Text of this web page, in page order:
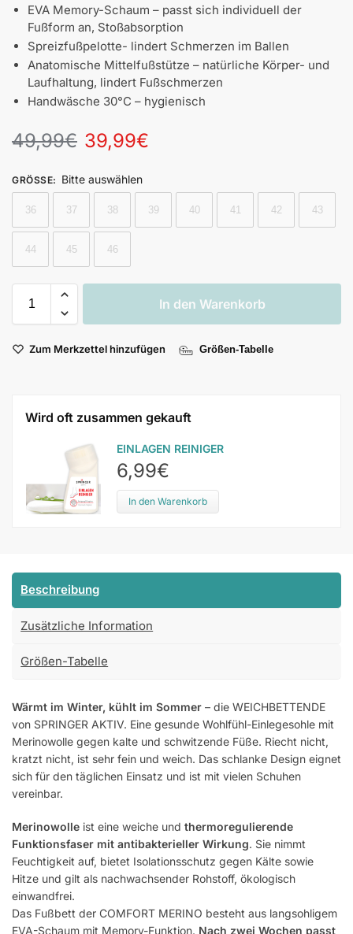
EVA Memory-Schaum – passt sich individuell der
Fußform an, Stoßabsorption
Spreizfußpelotte- lindert Schmerzen im Ballen
Anatomische Mittelfußstütze – natürliche Körper- und
Laufhaltung, lindert Fußschmerzen
Handwäsche 30°C – hygienisch
49,99€ 39,99€
GRÖSSE : Bitte auswählen
36 37 38 39 40 41 42 43
44 45 46
In den Warenkorb
Zum Merkzettel hinzufügen Größen-Tabelle
Wird oft zusammen gekauft
EINLAGEN REINIGER
6,99€
In den Warenkorb
Beschreibung
Zusätzliche Information
Größen-Tabelle
Wärmt im Winter, kühlt im Sommer – die WEICHBETTENDE
von SPRINGER AKTIV. Eine gesunde Wohlfühl-Einlegesohle mit
Merinowolle gegen kalte und schwitzende Füße. Riecht nicht,
kratzt nicht, ist sehr fein und weich. Das schlanke Design eignet
sich für den täglichen Einsatz und ist mit vielen Schuhen
vereinbar.
Merinowolle ist eine weiche und thermoregulierende
Funktionsfaser mit antibakterieller Wirkung. Sie nimmt
Feuchtigkeit auf, bietet Isolationsschutz gegen Kälte sowie
Hitze und gilt als nachwachsender Rohstoff, ökologisch
einwandfrei.
Das Fußbett der COMFORT MERINO besteht aus langsohligem
EVA-Schaum mit Memory-Funktion. Nach zwei Wochen passt